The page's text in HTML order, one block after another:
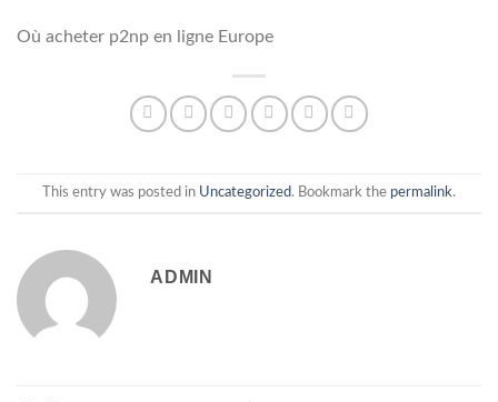
Où acheter p2np en ligne Europe
This entry was posted in Uncategorized. Bookmark the permalink.
ADMIN